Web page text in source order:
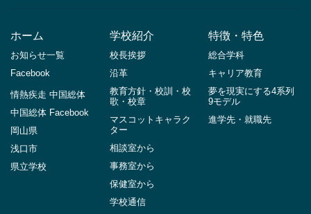
ホーム
お知らせ一覧
Facebook
情熱疾走 中国総体
中国総体 Facebook
岡山県
浅口市
県立学校
学校紹介
校長挨拶
沿革
教育方針・校訓・校
歌・校章
マスコットキャラク
ター
相談室から
事務室から
保健室から
学校通信
特徴・特色
総合学科
キャリア教育
夢を現実にする4系列
9モデル
進学先・就職先